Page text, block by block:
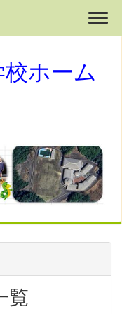
ホーム
覧